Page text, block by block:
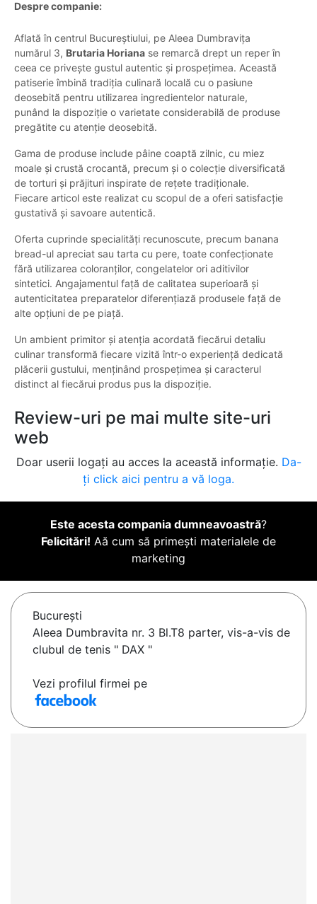
Despre companie:
Aflată în centrul Bucureștiului, pe Aleea Dumbravița
numărul 3, Brutaria Horiana se remarcă drept un reper în
ceea ce privește gustul autentic și prospețimea. Această
patiserie îmbină tradiția culinară locală cu o pasiune
deosebită pentru utilizarea ingredientelor naturale,
punând la dispoziție o varietate considerabilă de produse
pregătite cu atenție deosebită.
Gama de produse include pâine coaptă zilnic, cu miez
moale și crustă crocantă, precum și o colecție diversificată
de torturi și prăjituri inspirate de rețete tradiționale.
Fiecare articol este realizat cu scopul de a oferi satisfacție
gustativă și savoare autentică.
Oferta cuprinde specialități recunoscute, precum banana
bread-ul apreciat sau tarta cu pere, toate confecționate
fără utilizarea coloranților, congelatelor ori aditivilor
sintetici. Angajamentul față de calitatea superioară și
autenticitatea preparatelor diferențiază produsele față de
alte opțiuni de pe piață.
Un ambient primitor și atenția acordată fiecărui detaliu
culinar transformă fiecare vizită într-o experiență dedicată
plăcerii gustului, menținând prospețimea și caracterul
distinct al fiecărui produs pus la dispoziție.
Review-uri pe mai multe site-uri
web
Doar userii logați au acces la această informație. Da-
ți click aici pentru a vă loga.
Este acesta compania dumneavoastră?
Felicitări! Aă cum să primești materialele de
marketing
Bucureşti
Aleea Dumbravita nr. 3 Bl.T8 parter, vis-a-vis de
clubul de tenis " DAX "
Vezi profilul firmei pe